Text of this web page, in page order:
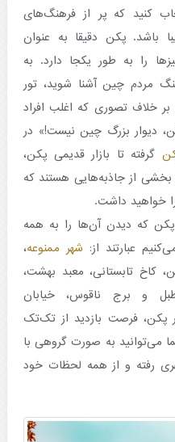
کنید که پر از فرهنگ‌های
باشد. پکن دقیقا به عنوان
را به طور یکجا دارد. به
مردم چین آشنا شوید، تور
خلاف تصوری که اغلب افراد
دیوار بزرگ چین نیست!» در
گرفته تا بازار قدیمی پکن،
بخشی از جاذبه‌هایی هستند که
خواهید داشت.
پکن که دیدن آن‌ها را به همه
عبارتند از: شهر ممنوعه،
کاخ تابستانی، معبد بهشت،
و برج ناقوس، خیابان
پکن، فرصت بازدید از تک‌تک
می‌توانید به صورت گروهی با
رفته و از همه لحظات خود